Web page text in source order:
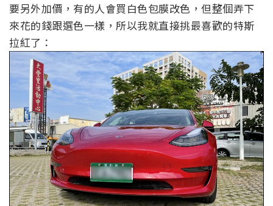
要另外加價，有的人會買白色包膜改色，但整個弄下
來花的錢跟選色一樣，所以我就直接挑最喜歡的特斯
拉紅了：